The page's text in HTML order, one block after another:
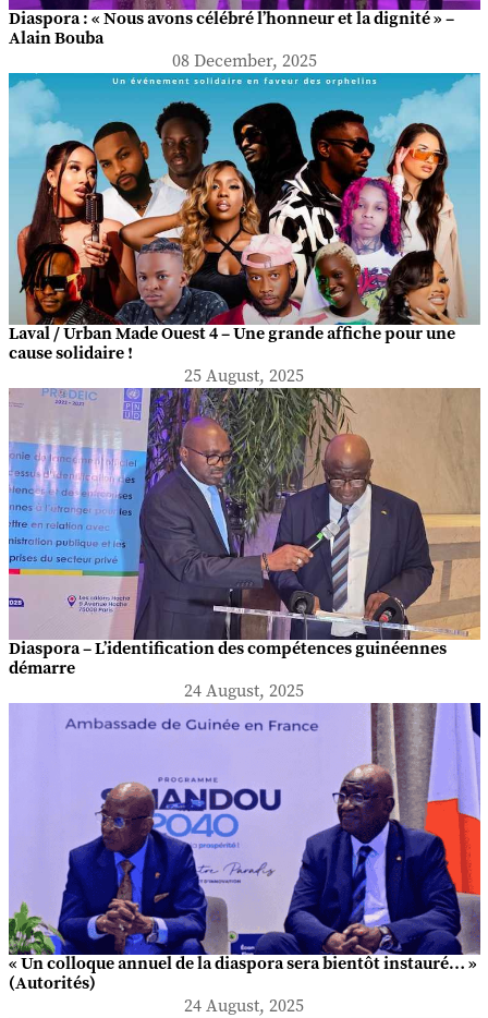
Diaspora : « Nous avons célébré l’honneur et la dignité » –
Alain Bouba
08 December, 2025
Laval / Urban Made Ouest 4 – Une grande affiche pour une
cause solidaire !
25 August, 2025
Diaspora – L’identification des compétences guinéennes
démarre
24 August, 2025
« Un colloque annuel de la diaspora sera bientôt instauré… »
(Autorités)
24 August, 2025